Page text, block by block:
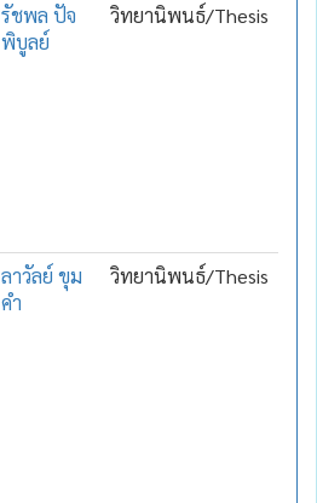
รัชพล ปัจ
พิบูลย์
วิทยานิพนธ์/Thesis
ลาวัลย์ ขุม
คำ
วิทยานิพนธ์/Thesis